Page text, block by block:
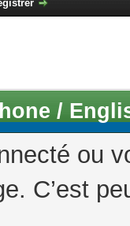
/
ou
C’est